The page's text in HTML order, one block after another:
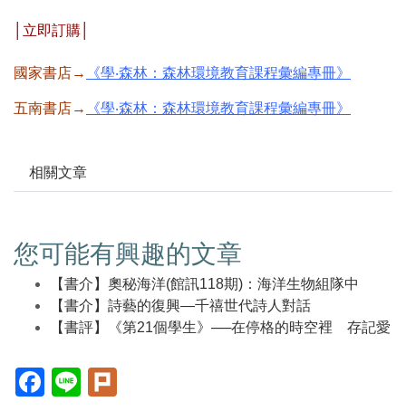
│立即訂購│
國家書店→ 《學‧森林：森林環境教育課程彙編專冊》
五南書店→ 《學‧森林：森林環境教育課程彙編專冊》
相關文章
您可能有興趣的文章
【書介】奧秘海洋(館訊118期)：海洋生物組隊中
【書介】詩藝的復興—千禧世代詩人對話
【書評】《第21個學生》──在停格的時空裡 存記愛
Facebook(另
開
Line(另
開